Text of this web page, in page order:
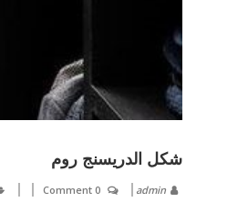
شكل الدريسنج روم
admin
0 Comment